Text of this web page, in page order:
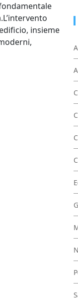
insieme